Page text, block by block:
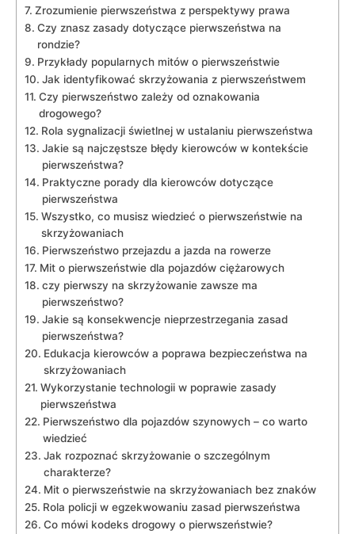
Zrozumienie pierwszeństwa z perspektywy prawa
Czy znasz zasady dotyczące pierwszeństwa na
rondzie?
Przykłady popularnych mitów o pierwszeństwie
Jak identyfikować skrzyżowania z pierwszeństwem
Czy pierwszeństwo zależy od oznakowania
drogowego?
Rola sygnalizacji świetlnej w ustalaniu pierwszeństwa
Jakie są najczęstsze błędy kierowców w kontekście
pierwszeństwa?
Praktyczne porady dla kierowców dotyczące
pierwszeństwa
Wszystko, co musisz wiedzieć o pierwszeństwie na
skrzyżowaniach
Pierwszeństwo przejazdu a jazda na rowerze
Mit o pierwszeństwie dla pojazdów ciężarowych
czy pierwszy na skrzyżowanie zawsze ma
pierwszeństwo?
Jakie są konsekwencje nieprzestrzegania zasad
pierwszeństwa?
Edukacja kierowców a poprawa bezpieczeństwa na
skrzyżowaniach
Wykorzystanie technologii w poprawie zasady
pierwszeństwa
Pierwszeństwo dla pojazdów szynowych – co warto
wiedzieć
Jak rozpoznać skrzyżowanie o szczególnym
charakterze?
Mit o pierwszeństwie na skrzyżowaniach bez znaków
Rola policji w egzekwowaniu zasad pierwszeństwa
Co mówi kodeks drogowy o pierwszeństwie?